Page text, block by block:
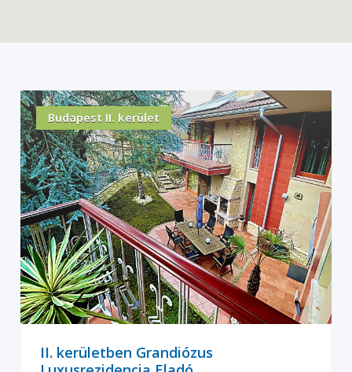
Budapest II. kerület
II. kerületben Grandiózus